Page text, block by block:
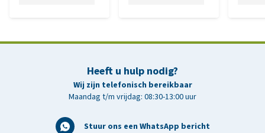
Heeft u hulp nodig?
Wij zijn telefonisch bereikbaar
Maandag t/m vrijdag: 08:30-13:00 uur
Stuur ons een WhatsApp bericht